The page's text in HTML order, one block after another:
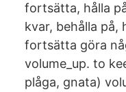
fortsätta, hålla
kvar, behålla på,
fortsätta göra
volume_up. to
plåga, gnata)